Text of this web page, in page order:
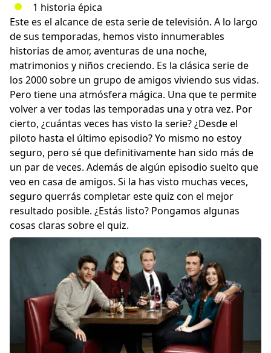
1 historia épica
Este es el alcance de esta serie de televisión. A lo largo
de sus temporadas, hemos visto innumerables
historias de amor, aventuras de una noche,
matrimonios y niños creciendo. Es la clásica serie de
los 2000 sobre un grupo de amigos viviendo sus vidas.
Pero tiene una atmósfera mágica. Una que te permite
volver a ver todas las temporadas una y otra vez. Por
cierto, ¿cuántas veces has visto la serie? ¿Desde el
piloto hasta el último episodio? Yo mismo no estoy
seguro, pero sé que definitivamente han sido más de
un par de veces. Además de algún episodio suelto que
veo en casa de amigos. Si la has visto muchas veces,
seguro querrás completar este quiz con el mejor
resultado posible. ¿Estás listo? Pongamos algunas
cosas claras sobre el quiz.